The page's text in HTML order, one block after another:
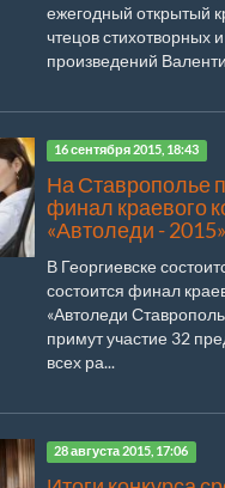
ежегодный открытый
чтецов стихотворных
произведений
16 сентября 2015, 18:43
На Ставрополье
финал краевого
«Автоледи - 2015»
В Георгиевске
состоится финал
«Автоледи
примут участие 32
всех ра...
28 августа 2015, 17:06